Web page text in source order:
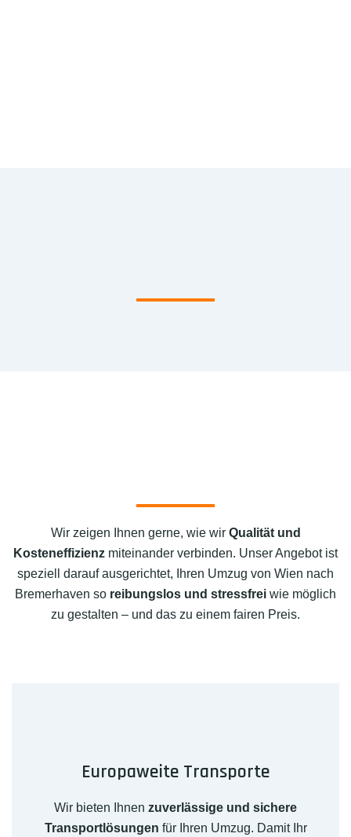
Wir zeigen Ihnen gerne, wie wir Qualität und
Kosteneffizienz miteinander verbinden. Unser Angebot ist
speziell darauf ausgerichtet, Ihren Umzug von Wien nach
Bremerhaven so reibungslos und stressfrei wie möglich
zu gestalten – und das zu einem fairen Preis.
Europaweite Transporte
Wir bieten Ihnen zuverlässige und sichere
Transportlösungen für Ihren Umzug. Damit Ihr